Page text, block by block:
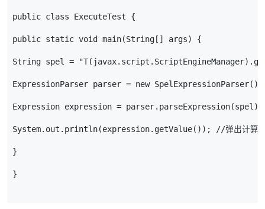
public class ExecuteTest {
public static void main(String [] args) {
String spel =
ExpressionParser parser = new SpelExpressionParser();
Expression expression = parser. parseExpression(spel);
System. out . println(expression. getValue()); //弹出计算
}
}